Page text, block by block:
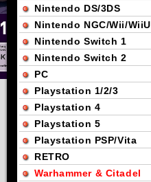
Nintendo DS/3DS
Nintendo NGC/Wii/WiiU
Nintendo Switch 1
Nintendo Switch 2
PC
Playstation 1/2/3
Playstation 4
Playstation 5
Playstation PSP/Vita
RETRO
Warhammer & Citadel